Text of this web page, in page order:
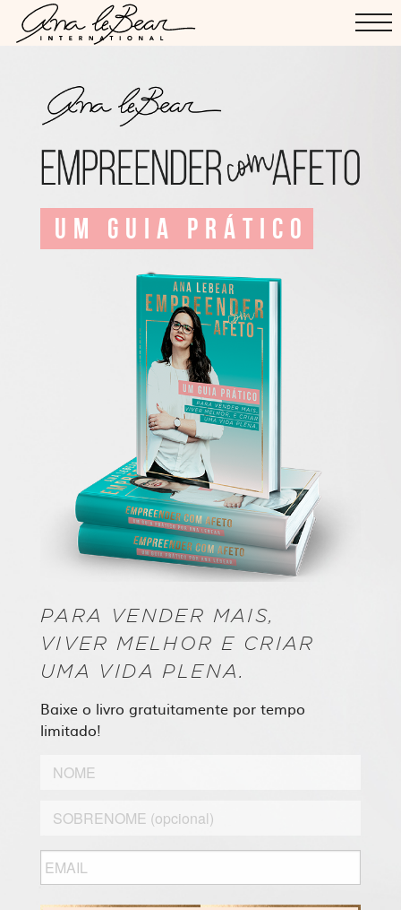
UM GUIA PRÁTICO
PARA VENDER MAIS,
VIVER MELHOR E CRIAR
UMA VIDA PLENA.
Baixe o livro gratuitamente por tempo
limitado!
Nome *
Nome
Sobrenome
Email